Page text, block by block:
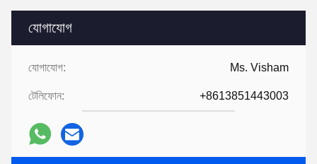
যোগাযোগ
যোগাযোগ: Ms. Visham
টেলিফোন: +8613851443003